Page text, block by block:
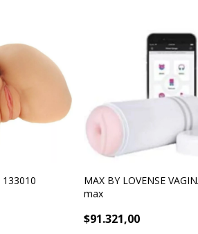
133010
MAX BY LOVENSE
max
$91.321,00